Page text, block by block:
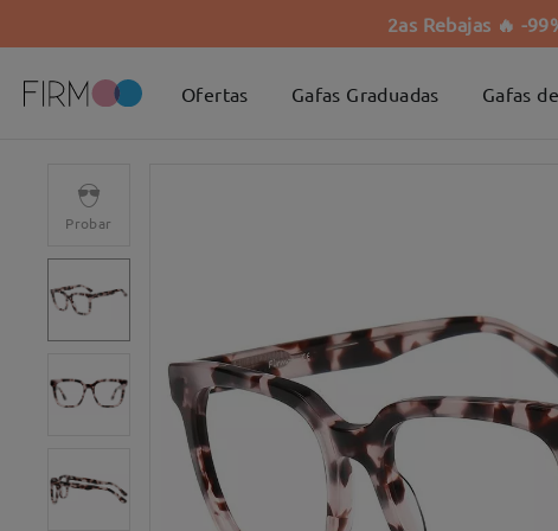
2as Rebajas 🔥 -
Ofertas Gafas Graduadas Gafas
Probar